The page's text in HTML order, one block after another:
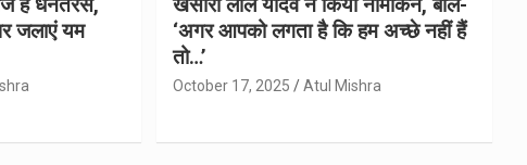
जलाएं यम
‘अगर आपको लगता है कि हम अच्छे नहीं हैं
तो…’
October 17, 2025 Atul Mishra